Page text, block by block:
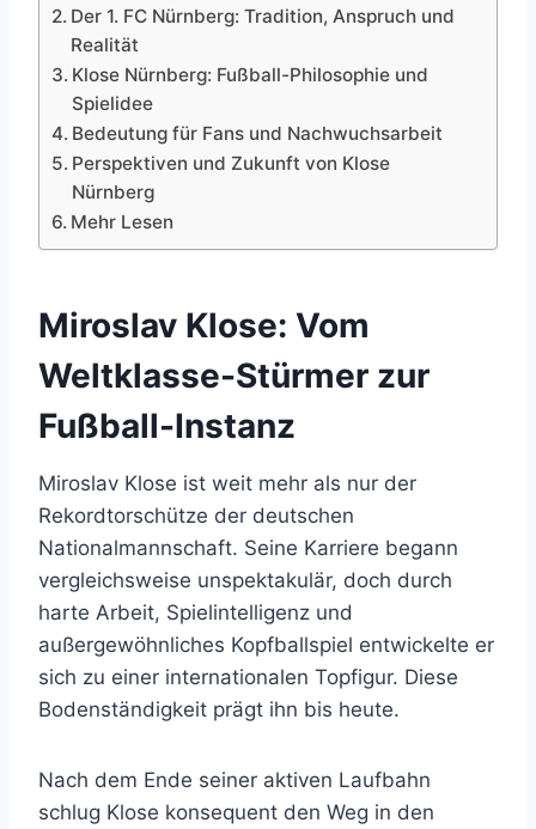
Der 1. FC Nürnberg: Tradition, Anspruch und
Realität
Klose Nürnberg: Fußball-Philosophie und
Spielidee
Bedeutung für Fans und Nachwuchsarbeit
Perspektiven und Zukunft von Klose
Nürnberg
Mehr Lesen
Miroslav Klose: Vom
Weltklasse-Stürmer zur
Fußball-Instanz
Miroslav Klose ist weit mehr als nur der
Rekordtorschütze der deutschen
Nationalmannschaft. Seine Karriere begann
vergleichsweise unspektakulär, doch durch
harte Arbeit, Spielintelligenz und
außergewöhnliches Kopfballspiel entwickelte er
sich zu einer internationalen Topfigur. Diese
Bodenständigkeit prägt ihn bis heute.
Nach dem Ende seiner aktiven Laufbahn
schlug Klose konsequent den Weg in den